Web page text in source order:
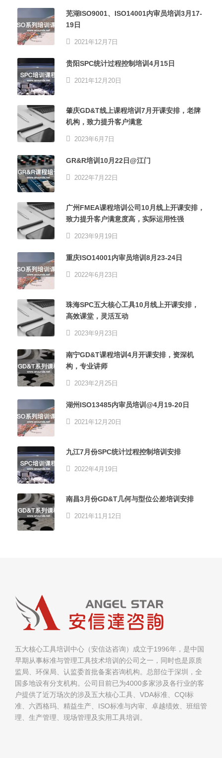
芜湖ISO9001、ISO14001内审员培训3月17-
19日
2021年12月7日
贵阳SPC统计过程控制培训4月15日
2021年12月20日
肇庆GD&T线上课程培训7月开课安排，老牌
机构，致力提升客户满意
2023年6月7日
GR&R培训10月22日@江门
2022年7月22日
广州FMEA课程培训公司10月线上开课安排，
致力提升客户满意度高，实际运用性强
2023年9月19日
重庆ISO14001内审员培训8月23-24日
2022年6月23日
珠海SPC五大核心工具10月线上开课安排，
高效课堂，灵活互动
2023年9月23日
南宁GD&T课程培训4月开课安排，资深机
构，专业讲师
2023年2月25日
湖州ISO13485内审员培训@4月19-20日
2021年12月20日
九江7月份SPC统计过程控制培训安排
2022年4月19日
南昌3月份GD&T几何与型位公差培训安排
2021年11月12日
五大核心工具培训中心（安信达咨询）成立于1996年，是中国
早期从事标准与管理工具技术培训的公司之一，同时也是原质
监局、环保局、认监委首批备案咨询机构。总部位于深圳，全
国多地设有分支机构。公司目前已为4000多家涉及各行业的客
户提供了近万场次的涉及五大核心工具、VDA标准、CQI标
准、六西格玛、精益生产、ISO标准与内审、卓越绩效、班组管
理、生产管理、现场管理及实用工具培训。